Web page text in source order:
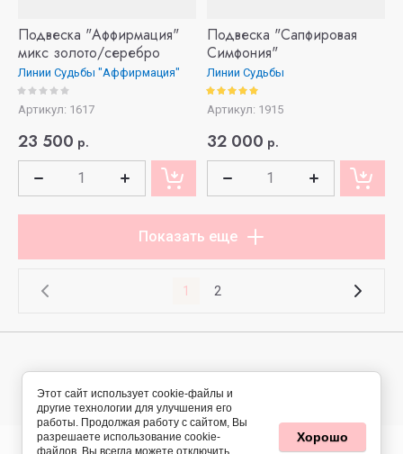
Подвеска "Аффирмация"
микс золото/серебро
Линии Судьбы "Аффирмация"
Артикул: 1617
23 500 р.
Подвеска "Сапфировая
Симфония"
Линии Судьбы
Артикул: 1915
32 000 р.
Показать еще
1 2
© 2024 - 2026 Твой стиль - Твой выбор
Этот сайт использует cookie-файлы и
другие технологии для улучшения его
работы. Продолжая работу с сайтом, Вы
разрешаете использование cookie-
файлов. Вы всегда можете отключить
Хорошо